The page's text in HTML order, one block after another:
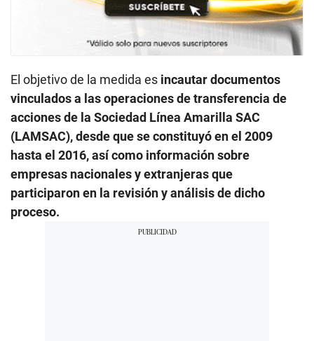
El objetivo de la medida es incautar documentos
vinculados a las operaciones de transferencia de
acciones de la Sociedad Línea Amarilla SAC
(LAMSAC), desde que se constituyó en el 2009
hasta el 2016, así como información sobre
empresas nacionales y extranjeras que
participaron en la revisión y análisis de dicho
proceso.